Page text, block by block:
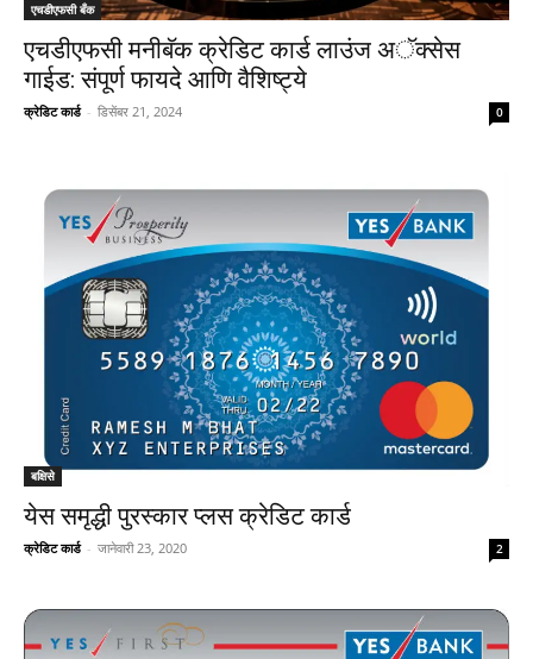
एचडीएफसी बँक
एचडीएफसी मनीबॅक क्रेडिट कार्ड लाउंज अॅक्सेस
गाईड: संपूर्ण फायदे आणि वैशिष्ट्ये
क्रेडिट कार्ड - डिसेंबर 21, 2024 0
बक्षिसे
येस समृद्धी पुरस्कार प्लस क्रेडिट कार्ड
क्रेडिट कार्ड - जानेवारी 23, 2020 2